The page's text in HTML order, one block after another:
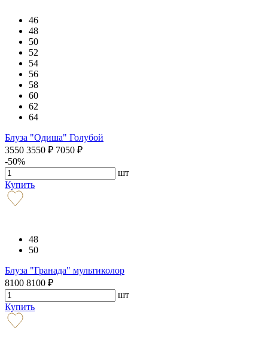
46
48
50
52
54
56
58
60
62
64
Блуза "Одиша" Голубой
3550 3550 ₽ 7050 ₽
-50%
шт
Купить
48
50
Блуза "Гранада" мультиколор
8100 8100 ₽
шт
Купить